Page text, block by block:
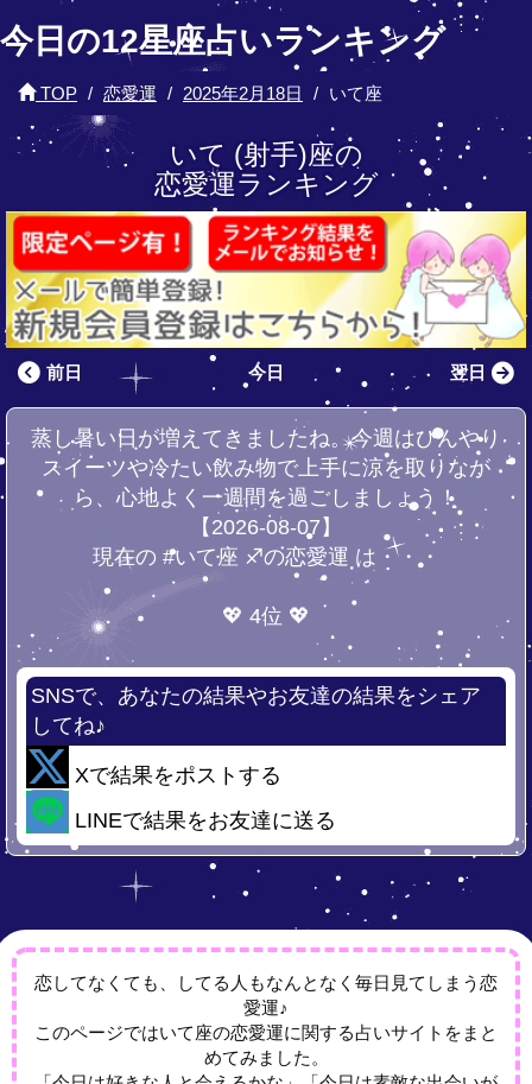
今日の12星座占いランキング
TOP 恋愛運 2025年2月18日 いて座
いて (射手)座の
恋愛運ランキング
前日 今日 翌日
蒸し暑い日が増えてきましたね。今週はひんやり
スイーツや冷たい飲み物で上手に涼を取りなが
ら、心地よく一週間を過ごしましょう！
【2026-08-07】
現在の #いて座 ♐の恋愛運 は・・・
💖 4位 💖
SNSで、あなたの結果やお友達の結果をシェア
してね♪
Xで結果をポストする
LINEで結果をお友達に送る
恋してなくても、してる人もなんとなく毎日見てしまう恋
愛運♪
このページではいて座の恋愛運に関する占いサイトをまと
めてみました。